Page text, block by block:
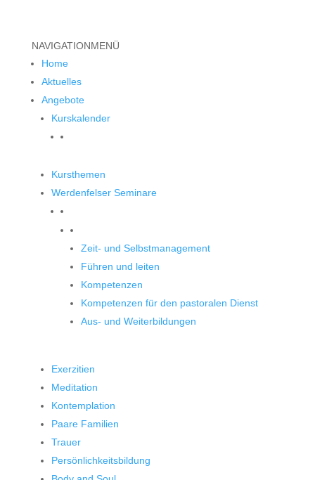
NAVIGATIONMENÜ
Home
Aktuelles
Angebote
Kurskalender
Kursthemen
Werdenfelser Seminare
Zeit- und Selbstmanagement
Führen und leiten
Kompetenzen
Kompetenzen für den pastoralen Dienst
Aus- und Weiterbildungen
Exerzitien
Meditation
Kontemplation
Paare Familien
Trauer
Persönlichkeitsbildung